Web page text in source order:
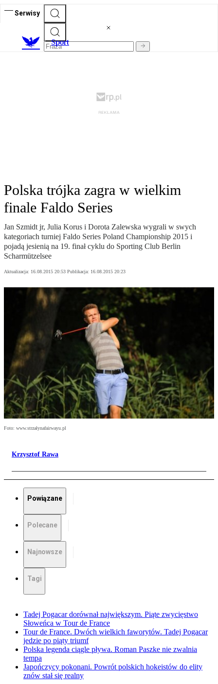
Serwisy
Sport
Polska trójka zagra w wielkim
finale Faldo Series
Jan Szmidt jr, Julia Korus i Dorota Zalewska wygrali w swych
kategoriach turniej Faldo Series Poland Championship 2015 i
pojadą jesienią na 19. finał cyklu do Sporting Club Berlin
Scharmützelsee
Aktualizacja: 16.08.2015 20:53 Publikacja: 16.08.2015 20:23
Foto: www.strzałynafairwayu.pl
Krzysztof Rawa
Powiązane
Polecane
Najnowsze
Tagi
Tadej Pogacar dorównał największym. Piąte zwycięstwo
Słoweńca w Tour de France
Tour de France. Dwóch wielkich faworytów. Tadej Pogacar
jedzie po piąty triumf
Polska legenda ciągle pływa. Roman Paszke nie zwalnia
tempa
Japończycy pokonani. Powrót polskich hokeistów do elity
znów stał się realny